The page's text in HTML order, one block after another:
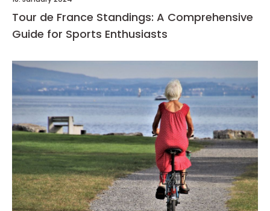
Tour de France Standings: A Comprehensive
Guide for Sports Enthusiasts